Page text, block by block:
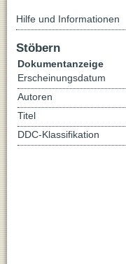
Hilfe und Informationen
Stöbern
Dokumentanzeige
Erscheinungsdatum
Autoren
Titel
DDC-Klassifikation